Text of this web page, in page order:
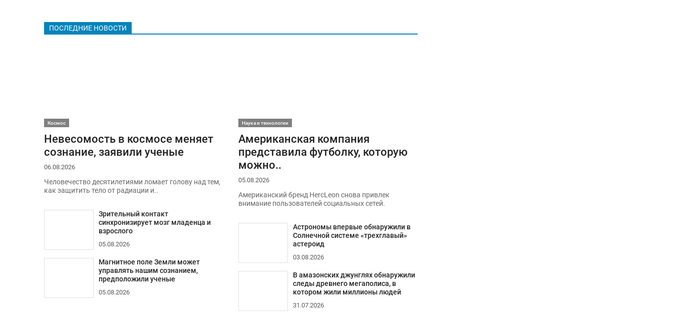
ПОСЛЕДНИЕ НОВОСТИ
Космос
Невесомость в космосе меняет
сознание, заявили ученые
06.08.2026
Человечество десятилетиями ломает голову над тем,
как защитить тело от радиации и..
Зрительный контакт
синхронизирует мозг младенца и
взрослого
05.08.2026
Магнитное поле Земли может
управлять нашим сознанием,
предположили ученые
05.08.2026
Наука и технологии
Американская компания
представила футболку, которую
можно..
05.08.2026
Американский бренд HercLeon снова привлек
внимание пользователей социальных сетей.
Астрономы впервые обнаружили в
Солнечной системе «трехглавый»
астероид
03.08.2026
В амазонских джунглях обнаружили
следы древнего мегаполиса, в
котором жили миллионы людей
31.07.2026